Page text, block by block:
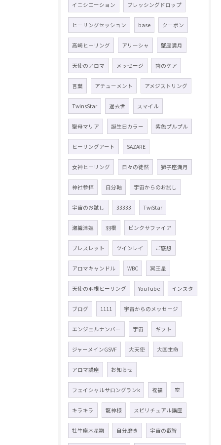
イニシエーション ブレッシングドロップ
ヒーリングセッション base クーポン
高崎ヒーリング アリーシャ 蟹座満月
天使のアロマ メッセージ 歯のケア
言葉 アチューメント アメジストリング
TwinsStar 過去世 スマイル
聖母マリア 誕生日カラー 紫色プルプル
ヒーリングアート SAZARE
女神ヒーリング 日々の徒然 獅子座満月
神社参拝 自分軸 宇宙からのお試し
宇宙のお試し 33333 TwiStar
瀬織津姫 羽根 ピンクサファイア
ブレスレット ツインレイ ご感想
アロマキャンドル WBC 冥王星
天使の羽根ヒーリング YouTube インスタ
ブログ 1111 宇宙からのメッセージ
エンジェルナンバー 宇宙 ギフト
ジャーメインGSVF 大天使 大国主命
アロマ講座 お知らせ
フェイシャルサロングランk 祝福 空
キラキラ 龍神様 スピリチュアル講座
牡牛座木星期 自分磨き 宇宙の叡智